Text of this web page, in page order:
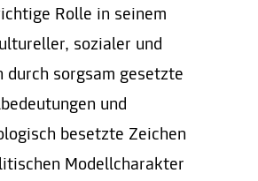
Rolle in seinem
sozialer und
durch sorgsam gesetzte
und
besetzte Zeichen
Modellcharakter